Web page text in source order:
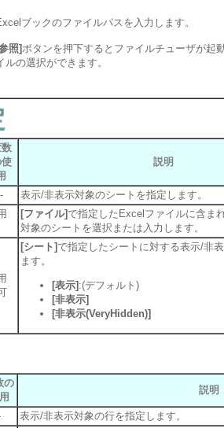
ブックのファイルパスを入力します。
照]ボタンを押下するとファイルチューザが起
ルの選択ができます。
説明
-
表示/非表示対象のシートを指定します。
[ファイル] で指定したExcelファイルに含ま
対象のシートを選択または入力します。
[シート] で指定したシートに対する表示/非
ます。
[表示] :(デフォルト)
[非表示]
[非表示(VeryHidden)]
の
説明
表示/非表示対象の行を指定します。